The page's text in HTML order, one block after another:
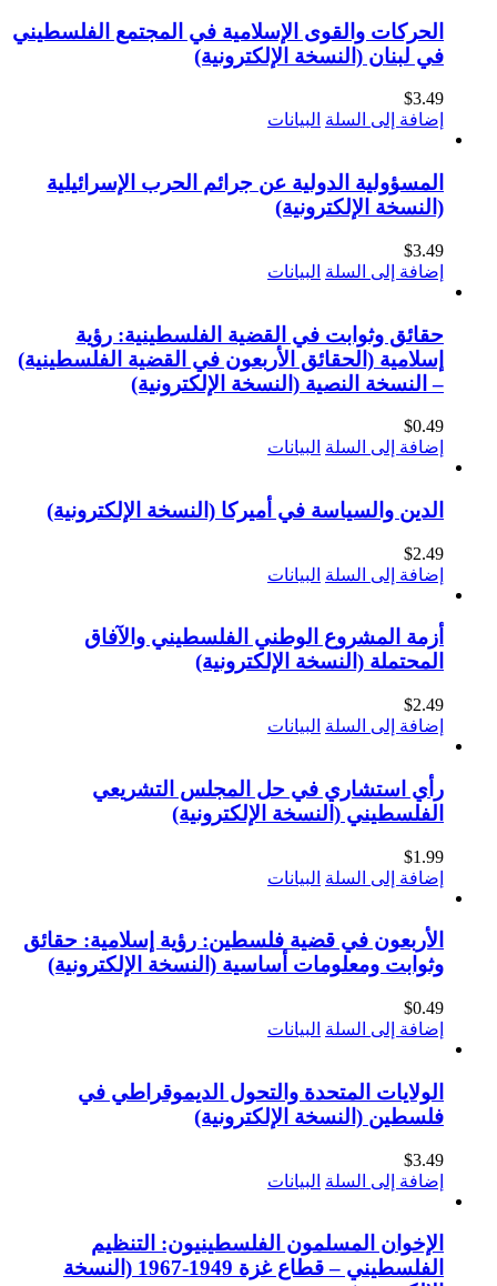
الحركات والقوى الإسلامية في المجتمع الفلسطيني
في لبنان (النسخة الإلكترونية)
$3.49
إضافة إلى السلة البيانات
المسؤولية الدولية عن جرائم الحرب الإسرائيلية
(النسخة الإلكترونية)
$3.49
إضافة إلى السلة البيانات
حقائق وثوابت في القضية الفلسطينية: رؤية
إسلامية (الحقائق الأربعون في القضية الفلسطينية)
– النسخة النصية (النسخة الإلكترونية)
$0.49
إضافة إلى السلة البيانات
الدين والسياسة في أميركا (النسخة الإلكترونية)
$2.49
إضافة إلى السلة البيانات
أزمة المشروع الوطني الفلسطيني والآفاق
المحتملة (النسخة الإلكترونية)
$2.49
إضافة إلى السلة البيانات
رأي استشاري في حل المجلس التشريعي
الفلسطيني (النسخة الإلكترونية)
$1.99
إضافة إلى السلة البيانات
الأربعون في قضية فلسطين: رؤية إسلامية: حقائق
وثوابت ومعلومات أساسية (النسخة الإلكترونية)
$0.49
إضافة إلى السلة البيانات
الولايات المتحدة والتحول الديموقراطي في
فلسطين (النسخة الإلكترونية)
$3.49
إضافة إلى السلة البيانات
الإخوان المسلمون الفلسطينيون: التنظيم
الفلسطيني – قطاع غزة 1949-1967 (النسخة